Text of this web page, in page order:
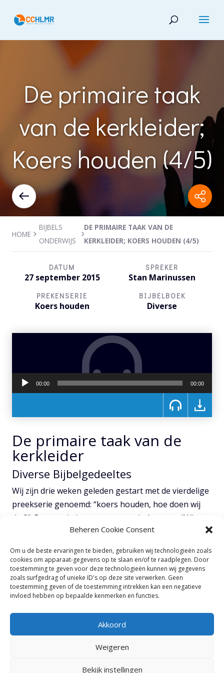
Beheren Cookie Consent
Om u de beste ervaringen te bieden, gebruiken wij technologieën zoals
cookies om apparaat-gegevens op te slaan en/of te raadplegen. Door
toestemming te geven voor deze technologieën kunnen wij gegevens
zoals surfgedrag of unieke ID's op deze site verwerken. Geen
toestemming geven of de toestemming intrekken kan een negatieve
invloed hebben op bepaalde kenmerken en functies.
Akkoord
Weigeren
Bekijk instellingen
De primaire taak
van de kerkleider;
Koers houden (4/5)
HOME
BIJBELS
ONDERWIJS
DE PRIMAIRE TAAK VAN DE
KERKLEIDER; KOERS HOUDEN (4/5)
DATUM
27 september 2015
SPREKER
Stan Marinussen
PREKENSERIE
Koers houden
BIJBELBOEK
Diverse
Audiospeler
00:00 00:00
De primaire taak van de
kerkleider
Diverse Bijbelgedeeltes
Wij zijn drie weken geleden gestart met de vierdelige
preekserie genoemd: “koers houden, hoe doen wij
dat?”. Deze serie is ontstaan vanuit de vraag: “Wie
zijn wij als Calvary Chapel en wat draagt God ons op?
Jezus Christus? En hoe kunnen wij ervoor zorgen dat
wij ons strikt aan deze marsorders houden, oftewel
hoe kunnen wij koers houden?”
Calvary Chapel Haarlemmermeer |